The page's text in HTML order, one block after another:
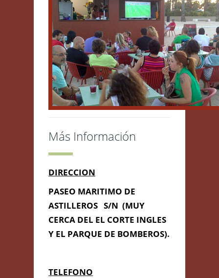
Más Información
DIRECCION
PASEO MARITIMO DE
ASTILLEROS S/N (MUY
CERCA DEL EL CORTE INGLES
Y EL PARQUE DE BOMBEROS).
TELEFONO